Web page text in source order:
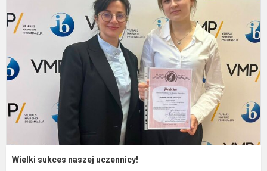
Wielki sukces naszej uczennicy!